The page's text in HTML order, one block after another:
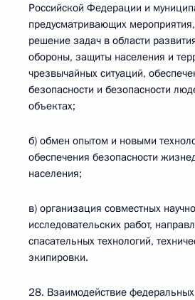
Российской Федерации и
предусматривающих
решение задач в области
обороны, защиты населения и
чрезвычайных ситуаций,
безопасности и безопасности
объектах;
б) обмен опытом и новыми
обеспечения безопасности
населения;
в) организация совместных
исследовательских работ,
спасательных технологий,
экипировки.
28. Взаимодействие